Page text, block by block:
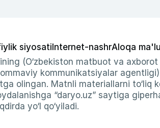
siyosati Internet-nashrAloqa
(O‘zbekiston matbuot va
kommunikatsiyalar
olingan. Matnli materiallarni
“daryo.uz” saytiga
yo‘l qo‘yiladi.